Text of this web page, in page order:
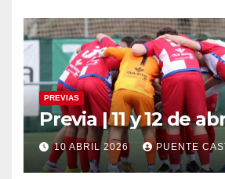
PREVIAS
Previa | 11 y 12 de
10 ABRIL 2026 PUENTE